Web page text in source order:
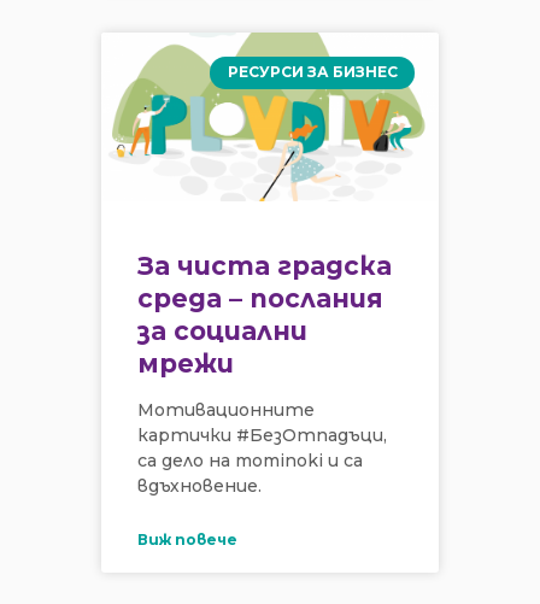
РЕСУРСИ ЗА БИЗНЕС
За чиста градска
среда – послания
за социални
мрежи
Мотивационните
картички #БезОтпадъци,
са дело на mominoki и са
вдъхновение.
Виж повече